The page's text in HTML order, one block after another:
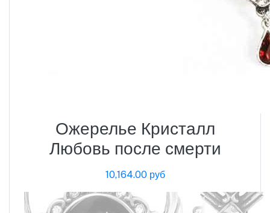
Ожерелье Кристалл
Любовь после смерти
10,164.00 руб